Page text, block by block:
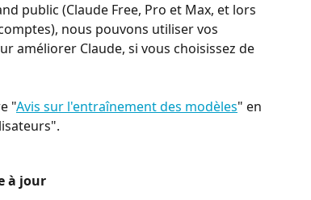
public (Claude Free, Pro et Max, et lors
nous pouvons utiliser vos
améliorer Claude, si vous choisissez de
"Avis sur l'entraînement des modèles" en
à jour